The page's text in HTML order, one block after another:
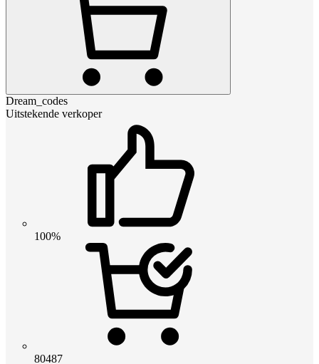
Dream_codes
Uitstekende verkoper
100%
80487